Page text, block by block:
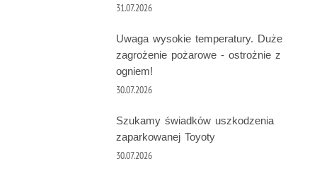
31.07.2026
Uwaga wysokie temperatury. Duże
zagrożenie pożarowe - ostrożnie z
ogniem!
30.07.2026
Szukamy świadków uszkodzenia
zaparkowanej Toyoty
30.07.2026